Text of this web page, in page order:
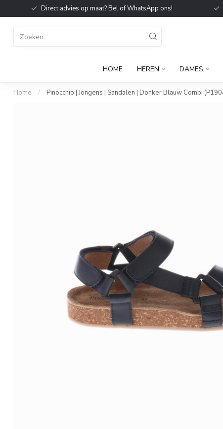
Direct advies op maat? Bel of WhatsApp ons!
HOME HEREN DAMES
Home / Pinocchio | Jongens | Sandalen | Donker Blauw Combi